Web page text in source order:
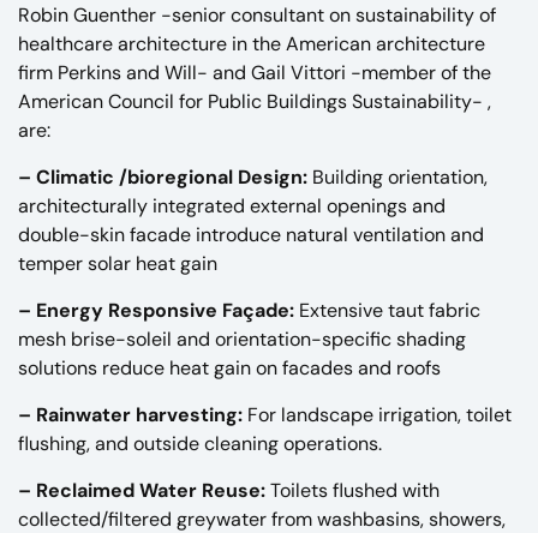
Robin Guenther -senior consultant on sustainability of
healthcare architecture in the American architecture
firm Perkins and Will- and Gail Vittori -member of the
American Council for Public Buildings Sustainability- ,
are:
– Climatic /bioregional Design: Building orientation,
architecturally integrated external openings and
double-skin facade introduce natural ventilation and
temper solar heat gain
– Energy Responsive Façade: Extensive taut fabric
mesh brise-soleil and orientation-specific shading
solutions reduce heat gain on facades and roofs
– Rainwater harvesting: For landscape irrigation, toilet
flushing, and outside cleaning operations.
– Reclaimed Water Reuse:Toilets flushed with
collected/filtered greywater from washbasins, showers,